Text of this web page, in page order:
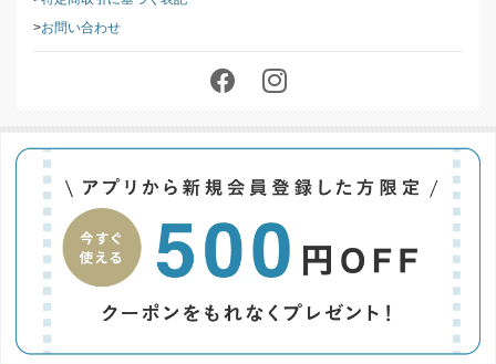
お問い合わせ